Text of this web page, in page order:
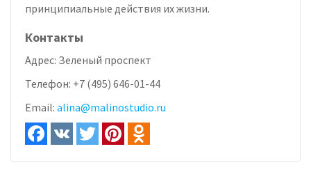
принципиальные действия их жизни.
Контакты
Адрес: Зеленый проспект
Телефон: +7 (495) 646-01-44
Email: alina@malinostudio.ru